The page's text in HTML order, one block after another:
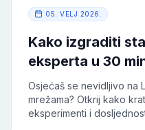
05. VELJ 2026.
Kako izgraditi
eksperta u 30
Osjećaš se nevidljivo na
mrežama? Otkrij kako
eksperimenti i